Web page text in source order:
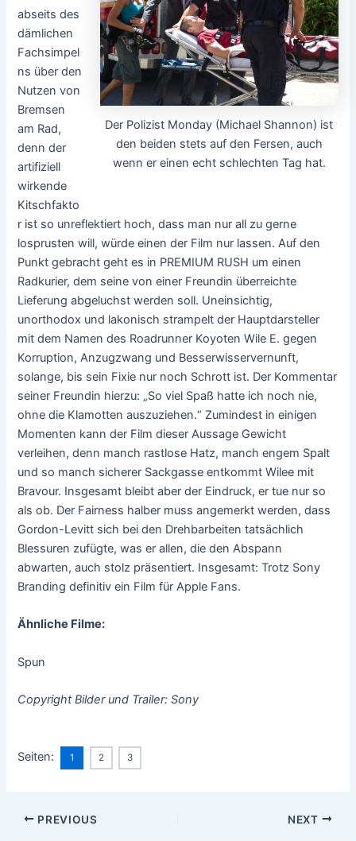
Der Polizist Monday (Michael Shannon) ist
den beiden stets auf den Fersen, auch
wenn er einen echt schlechten Tag hat.
abseits des
dämlichen
Fachsimpel
ns über den
Nutzen von
Bremsen
am Rad,
denn der
artifiziell
wirkende
Kitschfakto
r ist so unreflektiert hoch, dass man nur all zu gerne
losprusten will, würde einen der Film nur lassen. Auf den
Punkt gebracht geht es in PREMIUM RUSH um einen
Radkurier, dem seine von einer Freundin überreichte
Lieferung abgeluchst werden soll. Uneinsichtig,
unorthodox und lakonisch strampelt der Hauptdarsteller
mit dem Namen des Roadrunner Koyoten Wile E. gegen
Korruption, Anzugzwang und Besserwisservernunft,
solange, bis sein Fixie nur noch Schrott ist. Der Kommentar
seiner Freundin hierzu: „So viel Spaß hatte ich noch nie,
ohne die Klamotten auszuziehen.“ Zumindest in einigen
Momenten kann der Film dieser Aussage Gewicht
verleihen, denn manch rastlose Hatz, manch engem Spalt
und so manch sicherer Sackgasse entkommt Wilee mit
Bravour. Insgesamt bleibt aber der Eindruck, er tue nur so
als ob. Der Fairness halber muss angemerkt werden, dass
Gordon-Levitt sich bei den Drehbarbeiten tatsächlich
Blessuren zufügte, was er allen, die den Abspann
abwarten, auch stolz präsentiert. Insgesamt: Trotz Sony
Branding definitiv ein Film für Apple Fans.
Ähnliche Filme:
Spun
Copyright Bilder und Trailer: Sony
Seiten: 1 2 3
Post
PREVIOUS NEXT